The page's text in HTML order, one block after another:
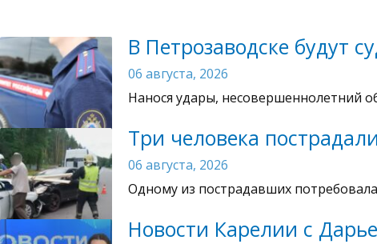
В Петрозаводске будут
06 августа, 2026
Нанося удары, несовершеннолетний
Три человека
06 августа, 2026
Одному из пострадавших
Новости Карелии с